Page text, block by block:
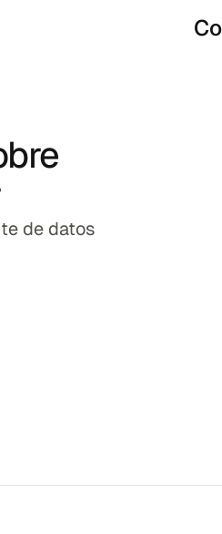
de datos